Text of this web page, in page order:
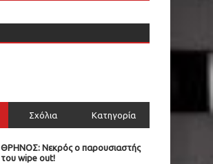
Σχόλια Κατηγορία
ΘΡΗΝΟΣ: Νεκρός ο παρουσιαστής
του wipe out!